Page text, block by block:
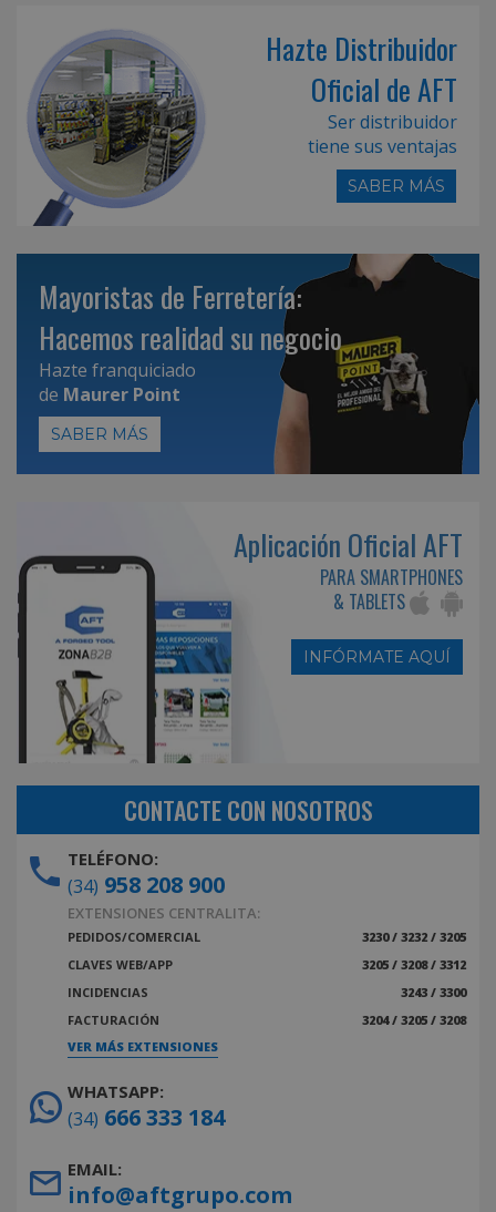
Hazte Distribuidor
Oficial de AFT
Ser distribuidor
tiene sus ventajas
SABER MÁS
Mayoristas de Ferretería:
Hacemos realidad su negocio
Hazte franquiciado
de Maurer Point
SABER MÁS
Aplicación Oficial AFT
PARA SMARTPHONES
& TABLETS
INFÓRMATE AQUÍ
CONTACTE CON NOSOTROS
TELÉFONO:
(34) 958 208 900
EXTENSIONES CENTRALITA:
PEDIDOS/COMERCIAL
3230 / 3232 / 3205
CLAVES WEB/APP
3205 / 3208 / 3312
INCIDENCIAS
3243 / 3300
FACTURACIÓN
3204 / 3205 / 3208
VER MÁS EXTENSIONES
WHATSAPP:
(34) 666 333 184
EMAIL:
info@aftgrupo.com